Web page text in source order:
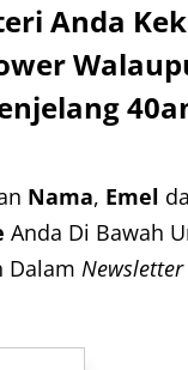
Anda
Nama, Emel
Anda Di Bawah
Dalam Newsletter